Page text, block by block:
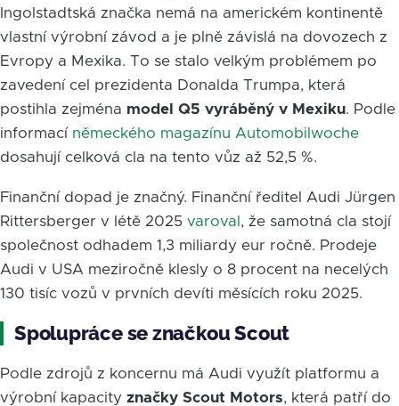
Ingolstadtská značka nemá na americkém kontinentě
vlastní výrobní závod a je plně závislá na dovozech z
Evropy a Mexika. To se stalo velkým problémem po
zavedení cel prezidenta Donalda Trumpa, která
postihla zejména model Q5 vyráběný v Mexiku. Podle
informací německého magazínu Automobilwoche
dosahují celková cla na tento vůz až 52,5 %.
Finanční dopad je značný. Finanční ředitel Audi Jürgen
Rittersberger v létě 2025 varoval , že samotná cla stojí
společnost odhadem 1,3 miliardy eur ročně. Prodeje
Audi v USA meziročně klesly o 8 procent na necelých
130 tisíc vozů v prvních devíti měsících roku 2025.
Spolupráce se značkou Scout
Podle zdrojů z koncernu má Audi využít platformu a
výrobní kapacity značky Scout Motors, která patří do